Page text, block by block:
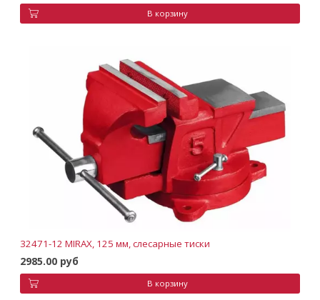
В корзину
32471-12 MIRAX, 125 мм, слесарные тиски
2985.00 руб
В корзину